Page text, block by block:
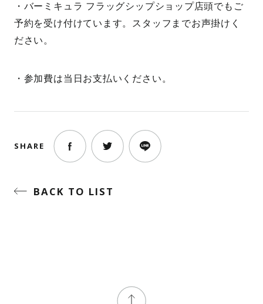
BACK TO LIST
・バーミキュラ フラッグシップショップ店頭でもご
予約を受け付けています。スタッフまでお声掛けく
ださい。
・参加費は当日お支払いください。
SHARE